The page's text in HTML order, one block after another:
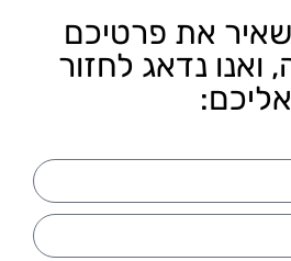
את פרטיכם
נדאג לחזור
אליכם: